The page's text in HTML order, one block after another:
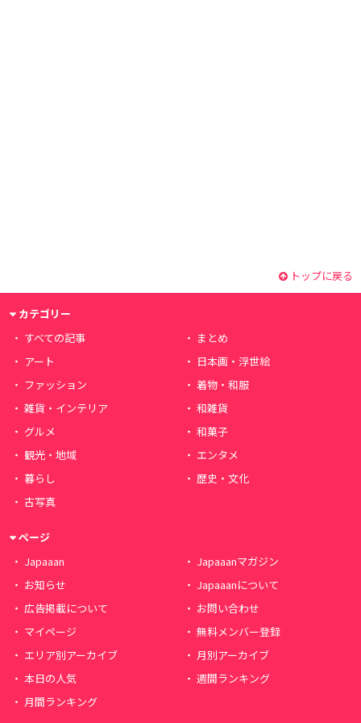
トップに戻る
カテゴリー
すべての記事
まとめ
アート
日本画・浮世絵
ファッション
着物・和服
雑貨・インテリア
和雑貨
グルメ
和菓子
観光・地域
エンタメ
暮らし
歴史・文化
古写真
ページ
Japaaan
Japaaanマガジン
お知らせ
Japaaanについて
広告掲載について
お問い合わせ
マイページ
無料メンバー登録
エリア別アーカイブ
月別アーカイブ
本日の人気
週間ランキング
月間ランキング